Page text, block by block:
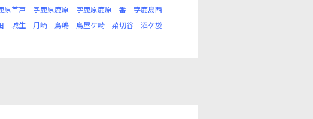
原首戸 字鹿原鹿原 字鹿原鹿原一番
字鹿島西
城生 月崎 鳥嶋 鳥屋ケ崎 菜切谷
沼ケ袋